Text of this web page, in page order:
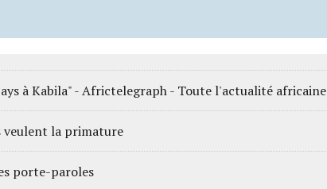
à Kabila" - Africtelegraph - Toute l'actualité africaine
veulent la primature
porte-paroles